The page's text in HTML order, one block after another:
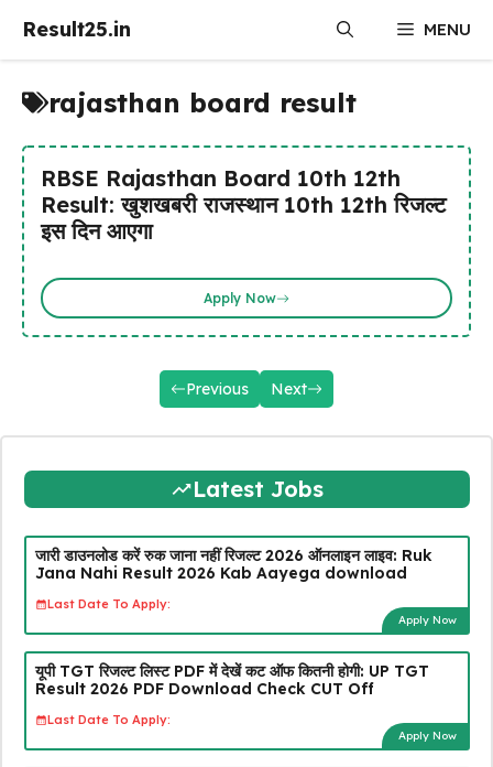
Result25.in MENU
rajasthan board result
RBSE Rajasthan Board 10th 12th
Result: खुशखबरी राजस्थान 10th 12th रिजल्ट
इस दिन आएगा
Apply Now
Previous Next
Latest Jobs
जारी डाउनलोड करें रुक जाना नहीं रिजल्ट 2026 ऑनलाइन लाइव: Ruk
Jana Nahi Result 2026 Kab Aayega download
Last Date To Apply:
Apply Now
यूपी TGT रिजल्ट लिस्ट PDF में देखें कट ऑफ कितनी होगी: UP TGT
Result 2026 PDF Download Check CUT Off
Last Date To Apply:
Apply Now